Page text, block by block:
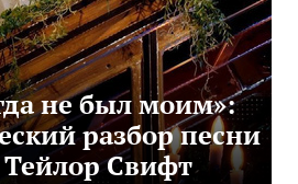
не был моим»:
разбор песни
Свифт